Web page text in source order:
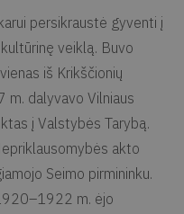
persikraustė gyventi į
veiklą. Buvo
iš Krikščionių
dalyvavo Vilniaus
į Valstybės Tarybą.
akto
Seimo pirmininku.
m. ėjo